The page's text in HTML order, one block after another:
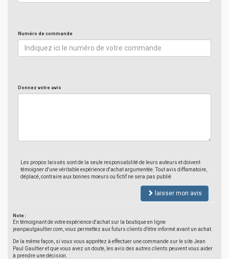
Numéro de commande
Donnez votre avis
Les propos laissés sont de la seule responsabilité de leurs auteurs et doivent
témoigner d'une véritable expérience d'achat argumentée. Tout avis diffamatoire,
déplacé, contraire aux bonnes moeurs ou fictif ne sera pas publié
laisser mon avis
Note :
En témoignant de votre expérience d'achat sur la boutique en ligne
jeanpaulgaultier.com, vous permettez aux futurs clients d'être informé avant un achat.
De la même façon, si vous vous apprêtez à effectuer une commande sur le site Jean
Paul Gaultier et que vous avez un doute, les avis des autres clients peuvent vous aider
à prendre une décision.